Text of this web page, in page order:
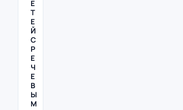
Е
Т
Е
Й
С
Р
Е
Ч
Е
В
Ы
М